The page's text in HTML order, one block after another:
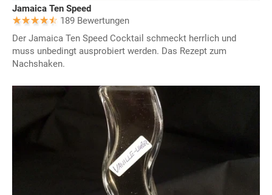
Jamaica Ten Speed
189 Bewertungen
Der Jamaica Ten Speed Cocktail schmeckt herrlich und
muss unbedingt ausprobiert werden. Das Rezept zum
Nachshaken.